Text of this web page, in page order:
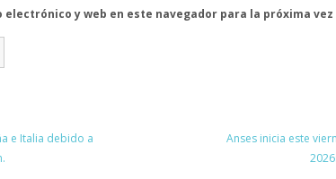
electrónico y web en este navegador para la próxima
e Italia debido a
Anses inicia este